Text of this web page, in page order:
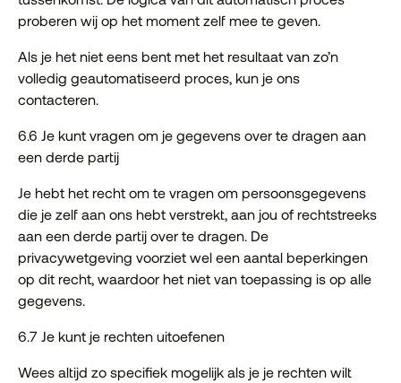
proberen wij op het moment zelf mee te geven.
Als je het niet eens bent met het resultaat van zo’n
volledig geautomatiseerd proces, kun je ons
contacteren.
6.6 Je kunt vragen om je gegevens over te dragen aan
een derde partij
Je hebt het recht om te vragen om persoonsgegevens
die je zelf aan ons hebt verstrekt, aan jou of rechtstreeks
aan een derde partij over te dragen. De
privacywetgeving voorziet wel een aantal beperkingen
op dit recht, waardoor het niet van toepassing is op alle
gegevens.
6.7 Je kunt je rechten uitoefenen
Wees altijd zo specifiek mogelijk als je je rechten wilt